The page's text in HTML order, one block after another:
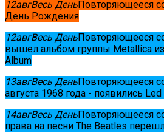
12авгВесь ДеньПовторяющееся
День Рождения
12авгВесь ДеньПовторяющееся
вышел альбом группы Metallica
Album
13авгВесь ДеньПовторяющееся
августа 1968 года - появились
14авгВесь ДеньПовторяющееся
права на песни The Beatles